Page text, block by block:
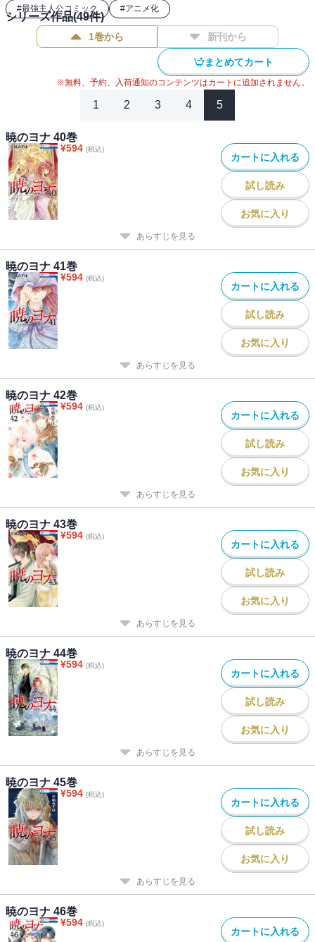
#最強主人公コミック #アニメ化
シリーズ作品(49件)
1巻から 新刊から
まとめてカート
※無料、予約、入荷通知のコンテンツはカートに追加されません。
1 2 3 4 5
暁のヨナ 40巻
¥594 (税込)
カートに入れる
試し読み
お気に入り
あらすじを見る
暁のヨナ 41巻
¥594 (税込)
カートに入れる
試し読み
お気に入り
あらすじを見る
暁のヨナ 42巻
¥594 (税込)
カートに入れる
試し読み
お気に入り
あらすじを見る
暁のヨナ 43巻
¥594 (税込)
カートに入れる
試し読み
お気に入り
あらすじを見る
暁のヨナ 44巻
¥594 (税込)
カートに入れる
試し読み
お気に入り
あらすじを見る
暁のヨナ 45巻
¥594 (税込)
カートに入れる
試し読み
お気に入り
あらすじを見る
暁のヨナ 46巻
¥594 (税込)
カートに入れる